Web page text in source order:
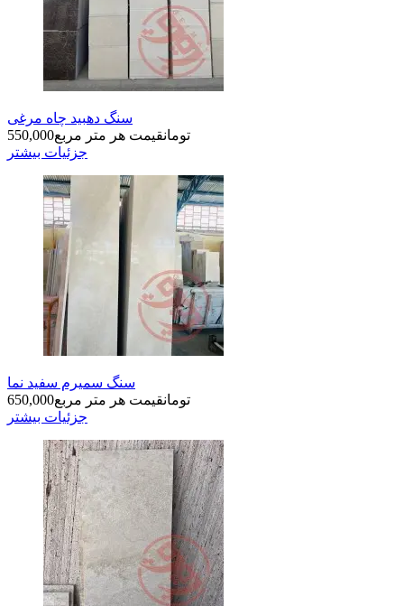
سنگ دهبید چاه مرغی
550,000
تومانقیمت هر متر مربع
جزئیات بیشتر
سنگ سمیرم سفید نما
650,000
تومانقیمت هر متر مربع
جزئیات بیشتر